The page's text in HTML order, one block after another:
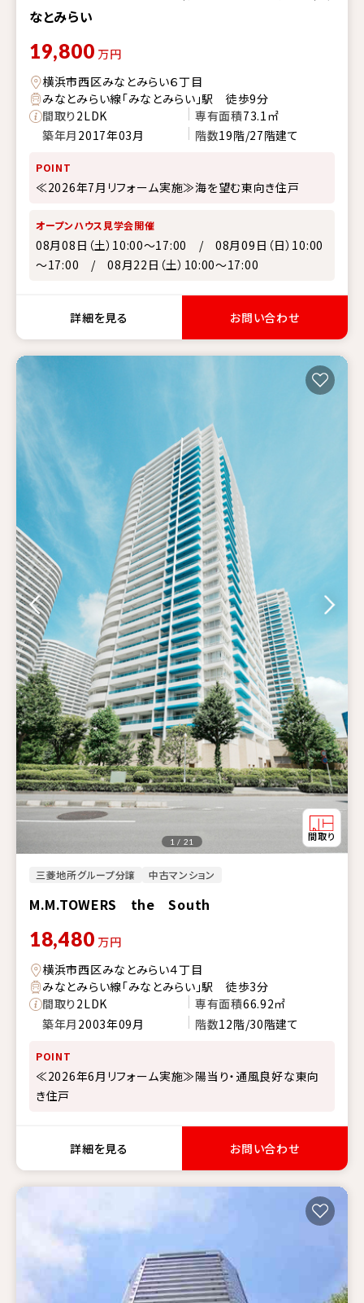
なとみらい
19,800 万円
横浜市西区みなとみらい６丁目
みなとみらい線「みなとみらい」駅 徒歩9分
間取り2LDK 専有面積73.1㎡
築年月 2017年03月 階数19階/27階建て
POINT
≪2026年7月リフォーム実施≫海を望む東向き住戸
オープンハウス見学会開催
08月08日（土）10:00～17:00 / 08月09日（日）10:00
～17:00 / 08月22日（土）10:00～17:00
詳細を見る お問い合わせ
三菱地所グループ分譲 中古マンション
M.M.TOWERS the South
1 / 21
18,480 万円
横浜市西区みなとみらい４丁目
みなとみらい線「みなとみらい」駅 徒歩3分
間取り2LDK 専有面積66.92㎡
築年月 2003年09月 階数12階/30階建て
POINT
≪2026年6月リフォーム実施≫陽当り・通風良好な東向
き住戸
詳細を見る お問い合わせ